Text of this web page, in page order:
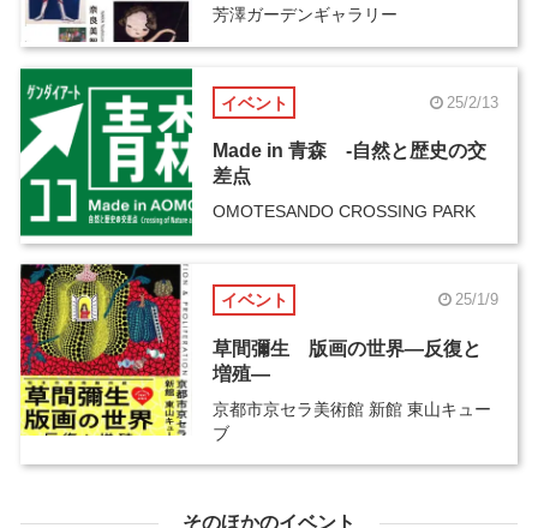
芳澤ガーデンギャラリー
イベント 25/2/13
Made in 青森 -自然と歴史の交
差点
OMOTESANDO CROSSING PARK
イベント 25/1/9
草間彌生 版画の世界―反復と
増殖―
京都市京セラ美術館 新館 東山キュー
ブ
そのほかのイベント